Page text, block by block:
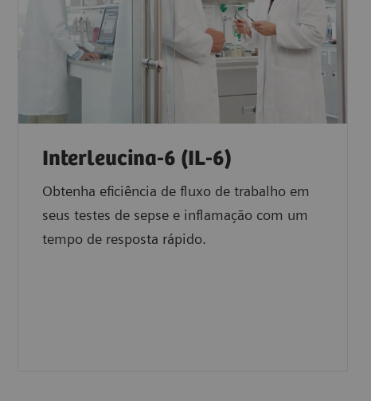
Interleucina-6 (IL-6)
Obtenha eficiência de fluxo de trabalho em
seus testes de sepse e inflamação com um
tempo de resposta rápido.